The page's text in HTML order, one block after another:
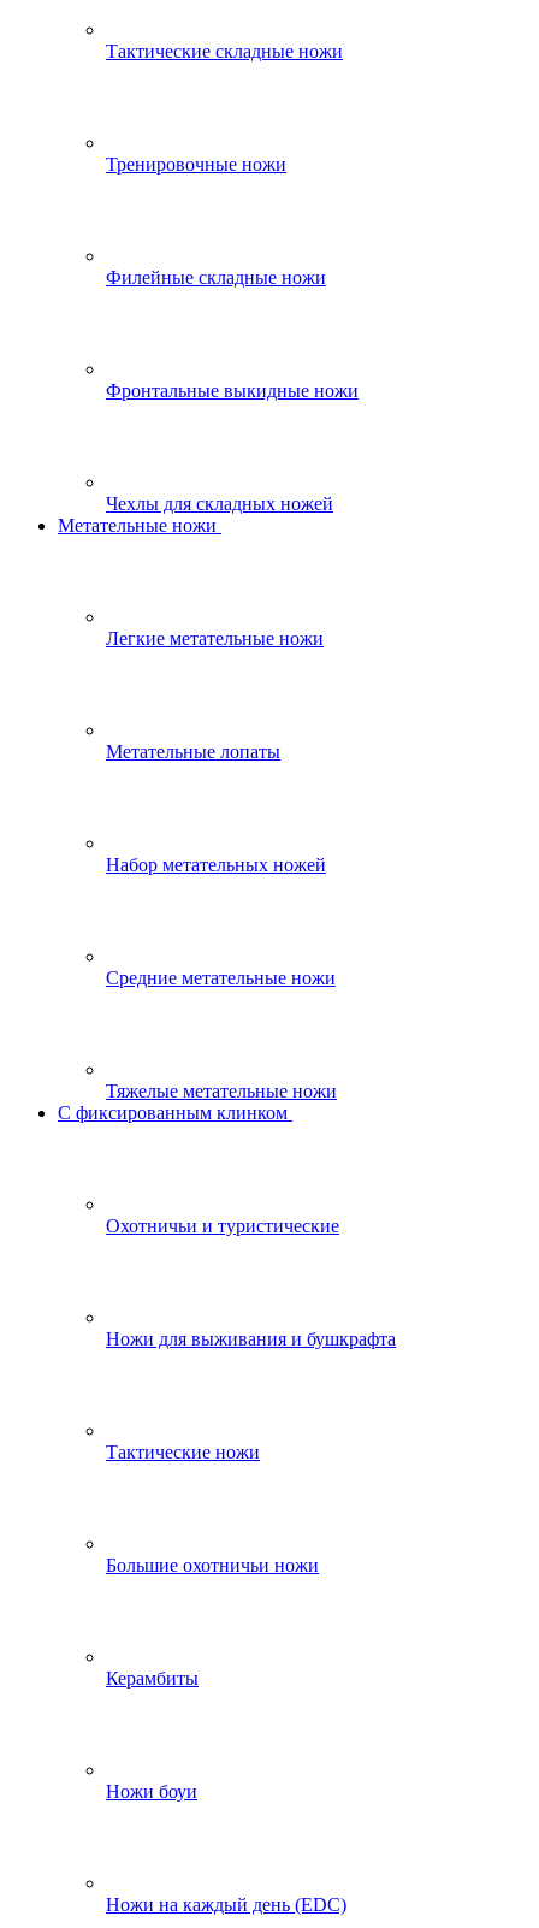
Тактические складные ножи
Тренировочные ножи
Филейные складные ножи
Фронтальные выкидные ножи
Чехлы для складных ножей
Метательные ножи
Легкие метательные ножи
Метательные лопаты
Набор метательных ножей
Средние метательные ножи
Тяжелые метательные ножи
С фиксированным клинком
Охотничьи и туристические
Ножи для выживания и бушкрафта
Тактические ножи
Большие охотничьи ножи
Керамбиты
Ножи боуи
Ножи на каждый день (EDC)